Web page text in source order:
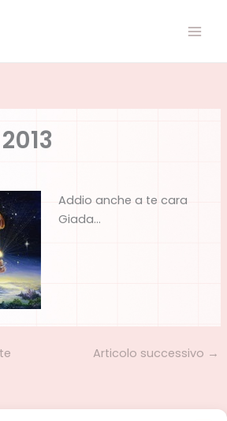
Addio anche a te cara
Giada…
Articolo successivo →